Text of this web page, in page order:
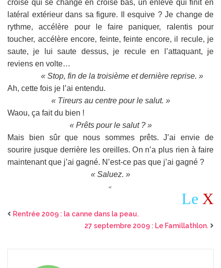
croisé qui se change en croisé bas, un enlevé qui finit en
latéral extérieur dans sa figure. Il esquive ? Je change de
rythme, accélère pour le faire paniquer, ralentis pour
toucher, accélère encore, feinte, feinte encore, il recule, je
saute, je lui saute dessus, je recule en l’attaquant, je
reviens en volte…
« Stop, fin de la troisième et dernière reprise. »
Ah, cette fois je l’ai entendu.
« Tireurs au centre pour le salut. »
Waou, ça fait du bien !
« Prêts pour le salut ? »
Mais bien sûr que nous sommes prêts. J’ai envie de
sourire jusque derrière les oreilles. On n’a plus rien à faire
maintenant que j’ai gagné. N’est-ce pas que j’ai gagné ?
« Saluez. »
«
Le X
Rentrée 2009 : la canne dans la peau.
27 septembre 2009 : Le Famillathlon.